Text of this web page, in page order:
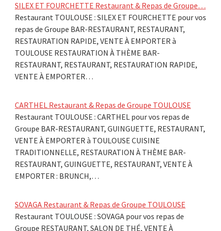
SILEX ET FOURCHETTE Restaurant & Repas de Groupe…
Restaurant TOULOUSE : SILEX ET FOURCHETTE pour vos
repas de Groupe BAR-RESTAURANT, RESTAURANT,
RESTAURATION RAPIDE, VENTE À EMPORTER à
TOULOUSE RESTAURATION À THÈME BAR-
RESTAURANT, RESTAURANT, RESTAURATION RAPIDE,
VENTE À EMPORTER…
CARTHEL Restaurant & Repas de Groupe TOULOUSE
Restaurant TOULOUSE : CARTHEL pour vos repas de
Groupe BAR-RESTAURANT, GUINGUETTE, RESTAURANT,
VENTE À EMPORTER à TOULOUSE CUISINE
TRADITIONNELLE, RESTAURATION À THÈME BAR-
RESTAURANT, GUINGUETTE, RESTAURANT, VENTE À
EMPORTER : BRUNCH,…
SOVAGA Restaurant & Repas de Groupe TOULOUSE
Restaurant TOULOUSE : SOVAGA pour vos repas de
Groupe RESTAURANT, SALON DE THÉ, VENTE À